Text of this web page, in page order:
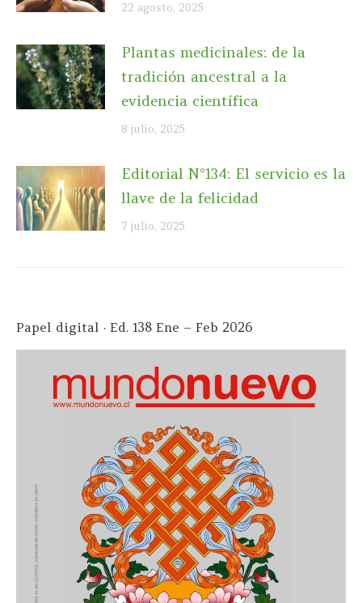
22 agosto, 2025
Plantas medicinales: de la
tradición ancestral a la
evidencia científica
8 julio, 2025
Editorial N°134: El servicio es la
llave de la felicidad
7 julio, 2025
Papel digital · Ed. 138 Ene – Feb 2026